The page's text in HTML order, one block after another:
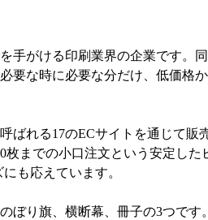
がける印刷業界の企業です。
な時に必要な分だけ、低価格
れる17のECサイトを通じて
までの小口注文という安定し
も応えています。
り旗、横断幕、冊子の3つで